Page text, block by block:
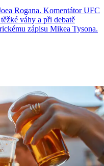
Rogana. Komentátor UFC
váhy a při debatě
zápisu Mikea Tysona.